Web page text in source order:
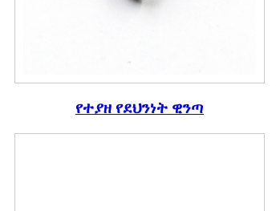
የተያዘ የደህንነት ዊንጣ